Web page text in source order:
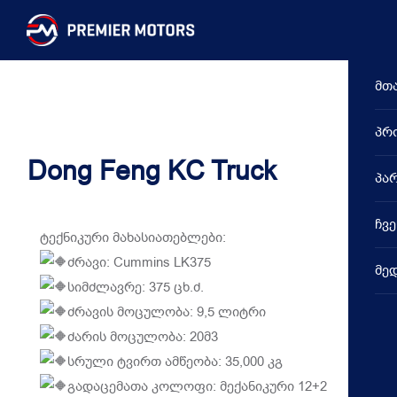
Dong Feng KC Truck
ტექნიკური მახასიათებლები:
ძრავი: Cummins LK375
სიმძლავრე: 375 ცხ.ძ.
ძრავის მოცულობა: 9,5 ლიტრი
ძარის მოცულობა: 20მ3
სრული ტვირთ ამწეობა: 35,000 კგ
გადაცემათა კოლოფი: მექანიკური 12+2